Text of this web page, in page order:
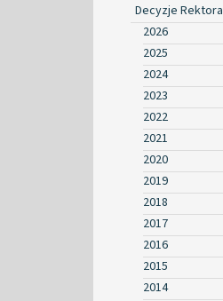
Decyzje Rektora
2026
2025
2024
2023
2022
2021
2020
2019
2018
2017
2016
2015
2014